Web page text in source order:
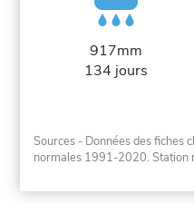
917mm
134 jours
Sources - Données des fiches
normales 1991-2020. Station